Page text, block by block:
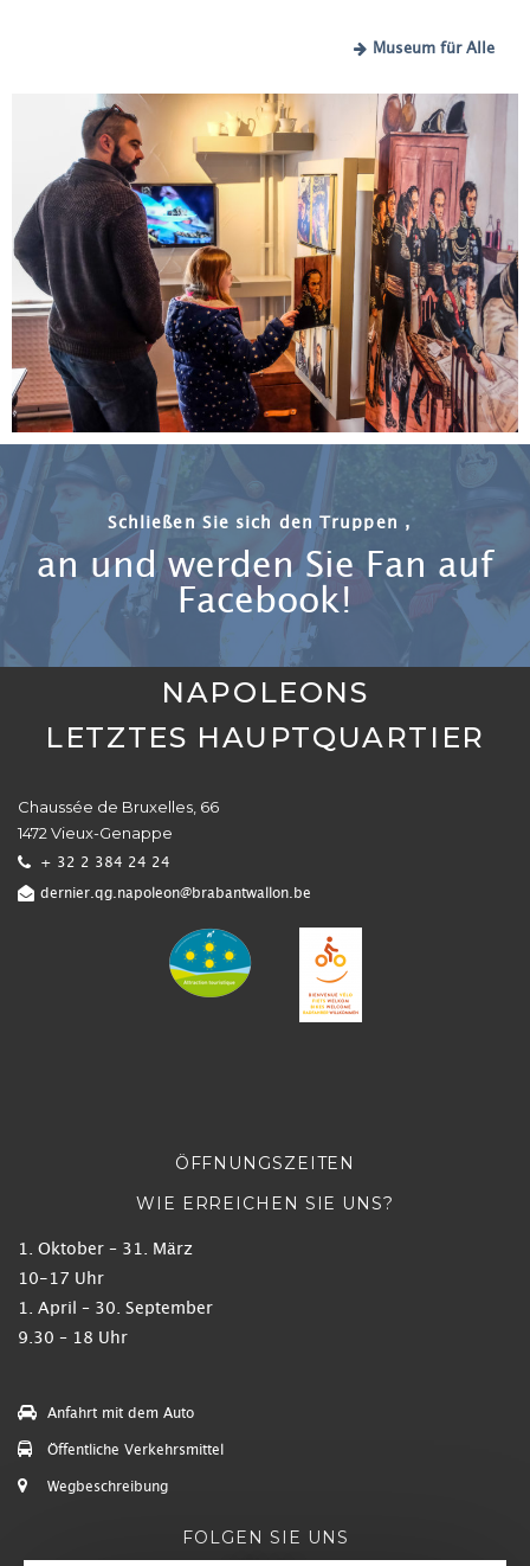
Museum für Alle
Schließen Sie sich den Truppen ,
an und werden Sie Fan auf
Facebook!
NAPOLEONS
LETZTES HAUPTQUARTIER
Chaussée de Bruxelles, 66
1472 Vieux-Genappe
+ 32 2 384 24 24
dernier.qg.napoleon@brabantwallon.be
ÖFFNUNGSZEITEN
WIE ERREICHEN SIE UNS?
1. Oktober – 31. März
10-17 Uhr
1. April – 30. September
9.30 – 18 Uhr
Anfahrt mit dem Auto
Öffentliche Verkehrsmittel
Wegbeschreibung
FOLGEN SIE UNS